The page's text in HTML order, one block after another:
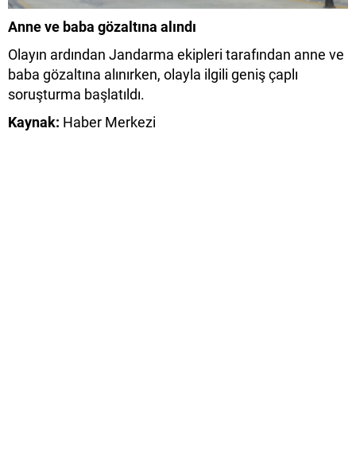
Anne ve baba gözaltına alındı
Olayın ardından Jandarma ekipleri tarafından anne ve
baba gözaltına alınırken, olayla ilgili geniş çaplı
soruşturma başlatıldı.
Kaynak: Haber Merkezi